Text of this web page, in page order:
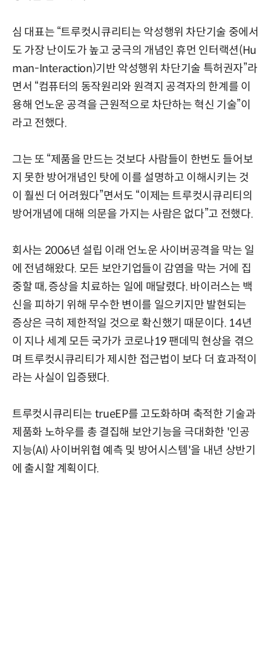
심 대표는 “트루컷시큐리티는 악성행위 차단기술 중에서
도 가장 난이도가 높고 궁극의 개념인 휴먼 인터랙션(Hu
man-Interaction)기반 악성행위 차단기술 특허권자”라
면서 “컴퓨터의 동작원리와 원격지 공격자의 한계를 이
용해 언노운 공격을 근원적으로 차단하는 혁신 기술”이
라고 전했다.
그는 또 “제품을 만드는 것보다 사람들이 한번도 들어보
지 못한 방어개념인 탓에 이를 설명하고 이해시키는 것
이 훨씬 더 어려웠다”면서도 “이제는 트루컷시큐리티의
방어개념에 대해 의문을 가지는 사람은 없다”고 전했다.
회사는 2006년 설립 이래 언노운 사이버공격을 막는 일
에 전념해왔다. 모든 보안기업들이 감염을 막는 거에 집
중할 때, 증상을 치료하는 일에 매달렸다. 바이러스는 백
신을 피하기 위해 무수한 변이를 일으키지만 발현되는
증상은 극히 제한적일 것으로 확신했기 때문이다. 14년
이 지나 세계 모든 국가가 코로나19 팬데믹 현상을 겪으
며 트루컷시큐리티가 제시한 접근법이 보다 더 효과적이
라는 사실이 입증됐다.
트루컷시큐리티는 trueEP를 고도화하며 축적한 기술과
제품화 노하우를 총 결집해 보안기능을 극대화한 '인공
지능(AI) 사이버위협 예측 및 방어시스템'을 내년 상반기
에 출시할 계획이다.